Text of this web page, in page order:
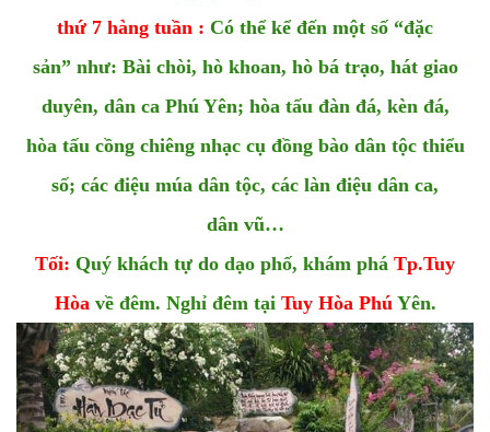
thứ 7 hàng tuần : Có thể kể đến một số “đặc
sản” như: Bài chòi, hò khoan, hò bá trạo, hát giao
duyên, dân ca Phú Yên; hòa tấu đàn đá, kèn đá,
hòa tấu cồng chiêng nhạc cụ đồng bào dân tộc thiểu
số; các điệu múa dân tộc, các làn điệu dân ca,
dân vũ…
Tối: Quý khách tự do dạo phố, khám phá Tp.Tuy
Hòa về đêm. Nghỉ đêm tại Tuy Hòa Phú Yên.